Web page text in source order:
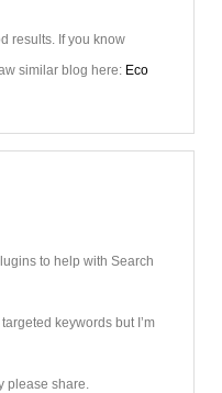
results. If you know
similar blog here: Eco
to help with Search
keywords but I’m
please share.